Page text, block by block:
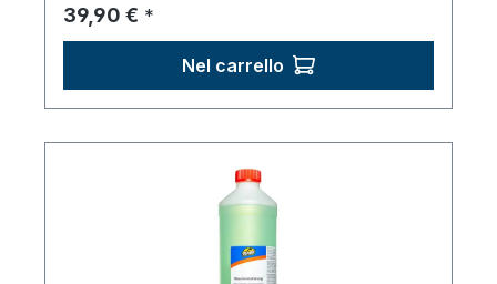
Prezzo normale:
39,90 € *
Nel carrello